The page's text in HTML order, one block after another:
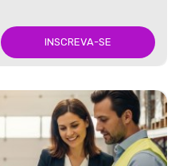
INSCREVA-SE